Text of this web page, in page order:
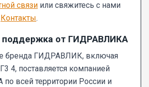
связи или свяжитесь с нами
Контакты.
поддержка от ГИДРАВЛИКА
бренда ГИДРАВЛИК, включая
4, поставляется компанией
всей территории России и